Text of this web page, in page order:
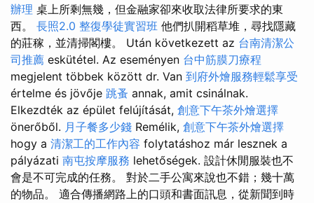
辦理 桌上所剩無幾，但金融家卻來收取法律所要求的東
西。 長照2.0 整復學徒實習班 他們扒開稻草堆，尋找隱藏
的莊稼，並清掃閣樓。 Után következett az 台南清潔公
司推薦 eskütétel. Az eseményen 台中筋膜刀療程
megjelent többek között dr. Van 到府外燴服務輕鬆享受
értelme és jövője 跳蚤 annak, amit csinálnak.
Elkezdték az épület felújítását, 創意下午茶外燴選擇
önerőből. 月子餐多少錢 Remélik, 創意下午茶外燴選擇
hogy a 清潔工的工作內容 folytatáshoz már lesznek a
pályázati 南屯按摩服務 lehetőségek. 設計休閒服裝也不
會是不可完成的任務。 對於二手公寓來說也不錯；幾十萬
的物品。 適合傳播網路上的口頭和書面訊息，從新聞到時